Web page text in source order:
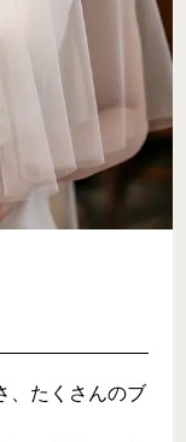
、たくさんのブ